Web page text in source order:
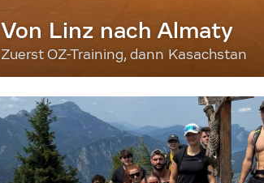
Von Linz nach Almaty
Zuerst OZ-Training, dann Kasachstan